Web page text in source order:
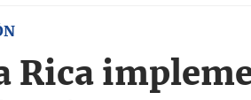
Rica